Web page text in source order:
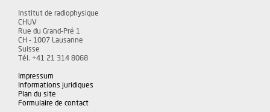
Institut de radiophysique
CHUV
Rue du Grand-Pré 1
CH - 1007 Lausanne
Suisse
Tél. +41 21 314 8068
Impressum
Informations juridiques
Plan du site
Formulaire de contact